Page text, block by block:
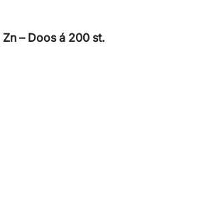
– Doos á 200 st.